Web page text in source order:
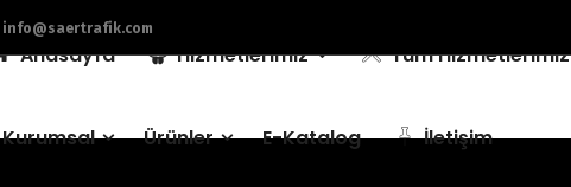
info@saertrafik.com
Anasayfa Hizmetlerimiz Tüm Hizmetlerimiz
Kurumsal Ürünler E-Katalog İletişim